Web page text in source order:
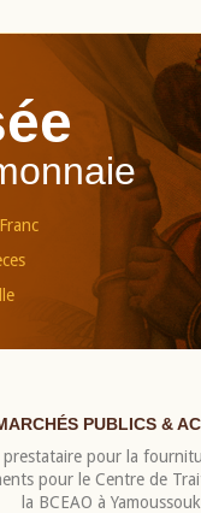
PUBLICS &
prestataire pour la
pour le Centre de
la BCEAO à